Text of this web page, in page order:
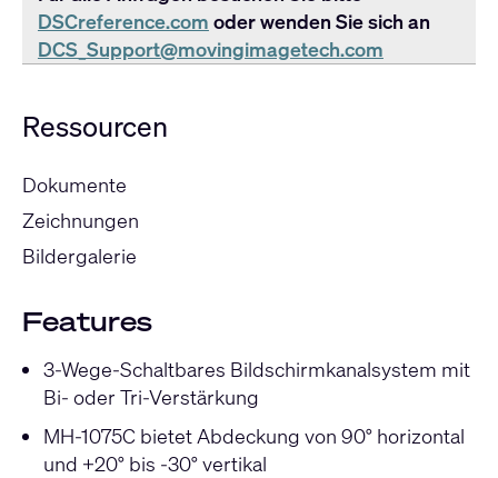
DSCreference.com oder wenden Sie sich an
DCS_Support@movingimagetech.com
Ressourcen
Dokumente
Zeichnungen
Bildergalerie
Features
3-Wege-Schaltbares Bildschirmkanalsystem mit
Bi- oder Tri-Verstärkung
MH-1075C bietet Abdeckung von 90° horizontal
und +20° bis -30° vertikal